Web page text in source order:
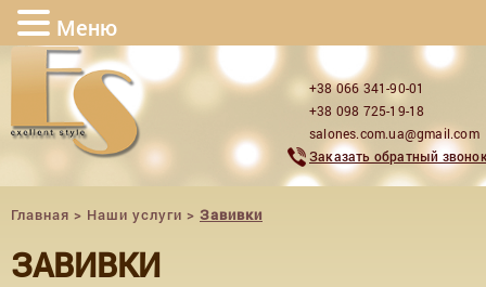
+38 066 341-90-01
+38 098 725-19-18
salones.com.ua@gmail.com
Заказать обратный
Главная > Наши услуги > Завивки
ЗАВИВКИ
Меню